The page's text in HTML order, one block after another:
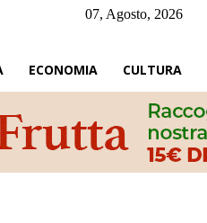
07, Agosto, 2026
ECONOMIA CULTURA